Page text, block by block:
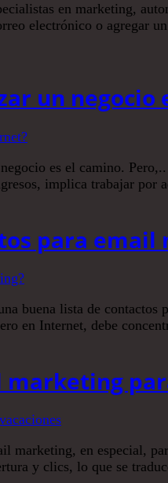
en marketing,
electrónico o agregar
un negocio
es el camino.
implica trabajar
para email
buena lista de
en Internet, debe
marketing, en especial,
y clics, lo que se